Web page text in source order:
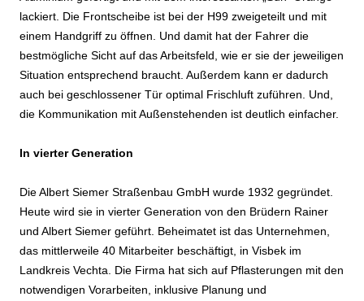
lackiert. Die Frontscheibe ist bei der H99 zweigeteilt und mit
einem Handgriff zu öffnen. Und damit hat der Fahrer die
bestmögliche Sicht auf das Arbeitsfeld, wie er sie der jeweiligen
Situation entsprechend braucht. Außerdem kann er dadurch
auch bei geschlossener Tür optimal Frischluft zuführen. Und,
die Kommunikation mit Außenstehenden ist deutlich einfacher.
In vierter Generation
Die Albert Siemer Straßenbau GmbH wurde 1932 gegründet.
Heute wird sie in vierter Generation von den Brüdern Rainer
und Albert Siemer geführt. Beheimatet ist das Unternehmen,
das mittlerweile 40 Mitarbeiter beschäftigt, in Visbek im
Landkreis Vechta. Die Firma hat sich auf Pflasterungen mit den
notwendigen Vorarbeiten, inklusive Planung und